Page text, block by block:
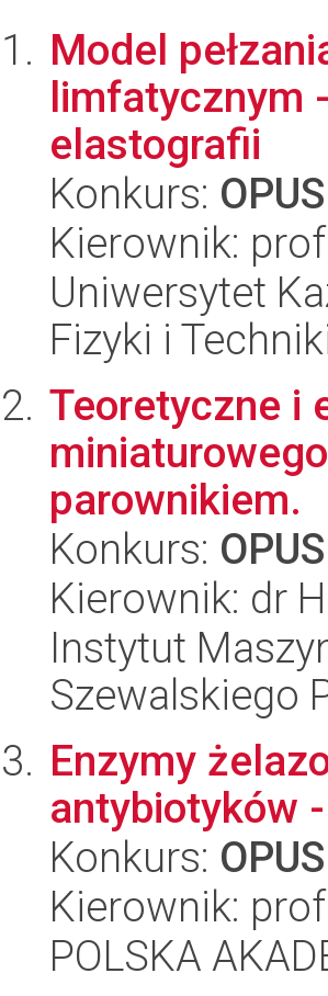
Model
limfatycznym
elastografii
Konkurs:
Kierownik:
Uniwersytet
Fizyki i
Teoretyczne i
parownikiem.
Konkurs:
Kierownik: dr
Instytut
Szewalskiego
Enzymy
antybiotyków
Konkurs:
Kierownik:
POLSKA